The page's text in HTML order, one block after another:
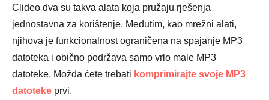
Clideo dva su takva alata koja pružaju rješenja
jednostavna za korištenje. Međutim, kao mrežni alati,
njihova je funkcionalnost ograničena na spajanje MP3
datoteka i obično podržava samo vrlo male MP3
datoteke. Možda ćete trebati komprimirajte svoje MP3
datoteke prvi.